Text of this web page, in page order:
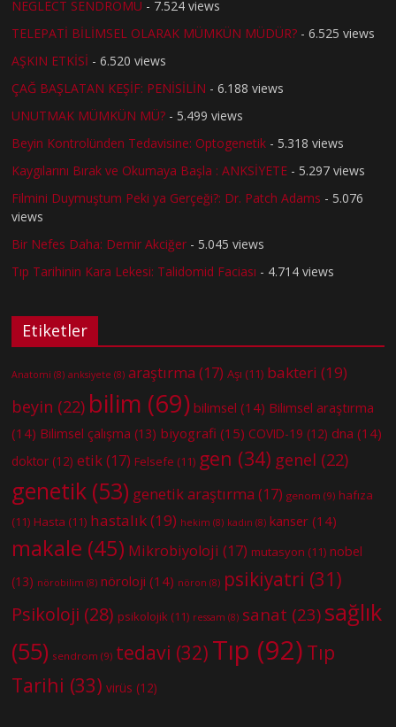
NEGLECT SENDROMU - 7.524 views
TELEPATİ BİLİMSEL OLARAK MÜMKÜN MÜDÜR? - 6.525 views
AŞKIN ETKİSİ - 6.520 views
ÇAĞ BAŞLATAN KEŞİF: PENİSİLİN - 6.188 views
UNUTMAK MÜMKÜN MÜ? - 5.499 views
Beyin Kontrolünden Tedavisine: Optogenetik - 5.318 views
Kaygılarını Bırak ve Okumaya Başla : ANKSİYETE - 5.297 views
Filmini Duymuştum Peki ya Gerçeği?: Dr. Patch Adams - 5.076
views
Bir Nefes Daha: Demir Akciğer - 5.045 views
Tıp Tarihinin Kara Lekesi: Talidomid Faciası - 4.714 views
Etiketler
Anatomi (8) anksiyete (8) araştırma (17) Aşı (11) bakteri (19)
beyin (22) bilim (69) bilimsel (14) Bilimsel araştırma
(14) Bilimsel çalışma (13) biyografi (15) COVID-19 (12) dna (14)
doktor (12) etik(17) Felsefe (11) gen (34) genel (22)
genetik (53) genetik araştırma (17) genom (9) hafıza
(11) Hasta (11) hastalık(19) hekim (8) kadın (8) kanser (14)
makale (45) Mikrobiyoloji (17) mutasyon (11) nobel
(13) nörobilim (8) nöroloji (14) nöron (8) psikiyatri (31)
Psikoloji (28) psikolojik (11) ressam (8) sanat (23) sağlık
(55) sendrom (9) tedavi (32) Tıp (92) Tıp
Tarihi (33) virüs (12)